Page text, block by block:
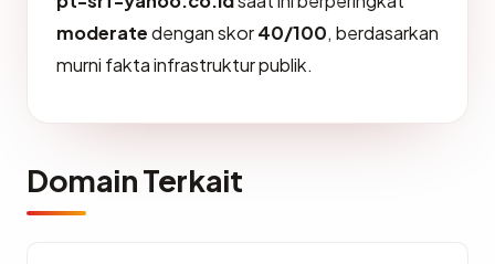
moderatedengan skor40/100, berdasarkan
murni fakta infrastruktur publik.
Domain Terkait